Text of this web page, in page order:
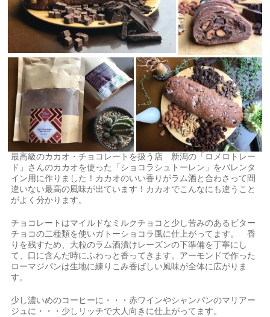
最高級のカカオ・チョコレートを扱う店 新潟の「ロメロトレー
ド」さんのカカオを使った「ショコラシュトーレン」をバレンタ
イン用に作りました！カカオのいい香りがラム酒と合わさって間
違いない最高の風味が出ています！カカオでこんなにも違うこと
がよく分かります。
チョコレートはマイルドなミルクチョコと少し苦みのあるビター
チョコの二種類を使いガトーショコラ風に仕上がってます。 香
りを残すため、大粒のラム酒漬けレーズンの下準備を丁寧にし
て、口に含んだ時にふわっと香ってきます。アーモンドで作った
ローマジパンは生地に練りこみ香ばしい風味が全体に広がりま
す。
少し濃いめのコーヒーに・・・赤ワインやシャンパンのマリアー
ジュに・・・少しリッチで大人向きに仕上がってます。